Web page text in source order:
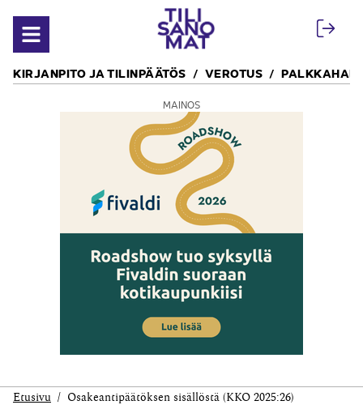
Avaa valikko
KIRJANPITO JA TILINPÄÄTÖS VEROTUS
MAINOS
Etusivu Osakeantipäätöksen sisällöstä (KKO 2025:26)